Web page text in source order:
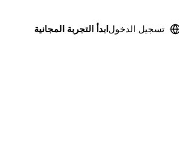
تسجيل الدخول ابدأ التجربة المجانية